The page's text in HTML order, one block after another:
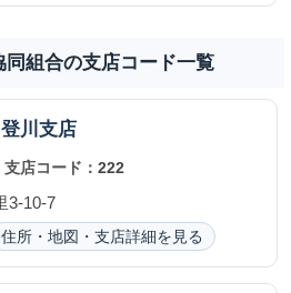
組合の支店コード一覧
登川支店
支店コード：222
3-10-7
住所・地図・支店詳細を見る